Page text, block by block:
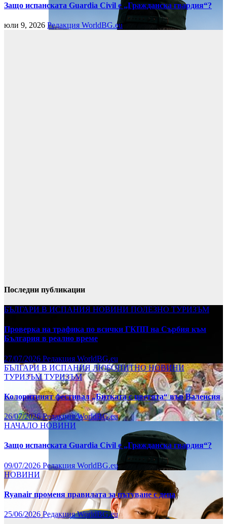
Защо испанската Guardia Civil е „Гражданска гвардия“?
юли 9, 2026 Редакция WorldBG.eu
Последни публикации
БЪЛГАРИ В ИСПАНИЯ НОВИНИ ПОЛЕЗНО ТУРИЗЪМ
Проверка на трафика по всички ГКПП на Сърбия към
България в реално време
27/07/2026 Редакция WorldBG.eu
БЪЛГАРИ В ИСПАНИЯ ЛЮБОПИТНОНОВИНИ
ТУРИЗЪМТУРИЗЪМ
Колоритният фестивал „Битката с цветята“ във Валенсия
26/07/2026Редакция WorldBG.eu
НАЧАЛО НОВИНИ
Защо испанската Guardia Civil е „Гражданска гвардия“?
09/07/2026 Редакция WorldBG.eu
НОВИНИ
Ryanair променя правилата за пътуване с деца
25/06/2026Редакция WorldBG.eu